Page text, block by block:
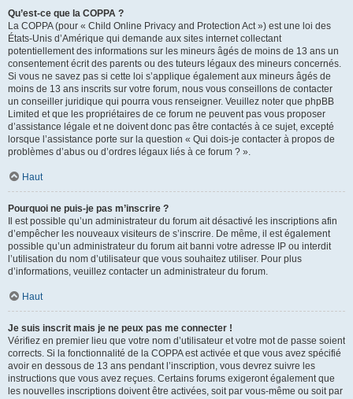
Qu’est-ce que la COPPA ?
La COPPA (pour « Child Online Privacy and Protection Act ») est une loi des
États-Unis d’Amérique qui demande aux sites internet collectant
potentiellement des informations sur les mineurs âgés de moins de 13 ans un
consentement écrit des parents ou des tuteurs légaux des mineurs concernés.
Si vous ne savez pas si cette loi s’applique également aux mineurs âgés de
moins de 13 ans inscrits sur votre forum, nous vous conseillons de contacter
un conseiller juridique qui pourra vous renseigner. Veuillez noter que phpBB
Limited et que les propriétaires de ce forum ne peuvent pas vous proposer
d’assistance légale et ne doivent donc pas être contactés à ce sujet, excepté
lorsque l’assistance porte sur la question « Qui dois-je contacter à propos de
problèmes d’abus ou d’ordres légaux liés à ce forum ? ».
Haut
Pourquoi ne puis-je pas m’inscrire ?
Il est possible qu’un administrateur du forum ait désactivé les inscriptions afin
d’empêcher les nouveaux visiteurs de s’inscrire. De même, il est également
possible qu’un administrateur du forum ait banni votre adresse IP ou interdit
l’utilisation du nom d’utilisateur que vous souhaitez utiliser. Pour plus
d’informations, veuillez contacter un administrateur du forum.
Haut
Je suis inscrit mais je ne peux pas me connecter !
Vérifiez en premier lieu que votre nom d’utilisateur et votre mot de passe soient
corrects. Si la fonctionnalité de la COPPA est activée et que vous avez spécifié
avoir en dessous de 13 ans pendant l’inscription, vous devrez suivre les
instructions que vous avez reçues. Certains forums exigeront également que
les nouvelles inscriptions doivent être activées, soit par vous-même ou soit par